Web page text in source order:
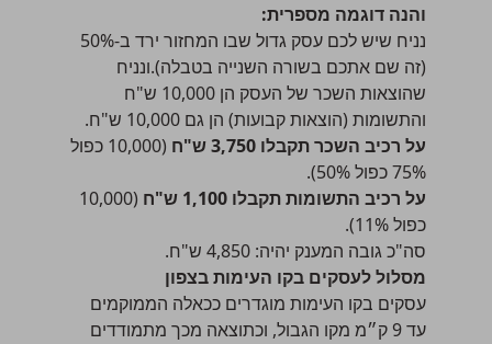
והנה דוגמה מספרית:
נניח שיש לכם עסק גדול שבו המחזור ירד ב-50%
(זה שם אתכם בשורה השנייה בטבלה).ונניח
שהוצאות השכר של העסק הן 10,000 ש"ח
והתשומות (הוצאות קבועות) הן גם 10,000 ש"ח.
על רכיב השכר תקבלו 3,750 ש"ח
(10,000 כפול
75% כפול 50%).
על רכיב התשומות תקבלו 1,100 ש"ח
(10,000
כפול 11%).
סה"כ גובה המענק יהיה: 4,850 ש"ח.
מסלול לעסקים בקו העימות בצפון
עסקים בקו העימות מוגדרים ככאלה הממוקמים
עד 9 ק״מ מקו הגבול, וכתוצאה מכך מתמודדים